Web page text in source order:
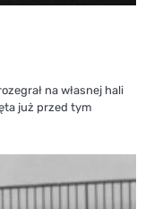
na własnej hali
już przed tym